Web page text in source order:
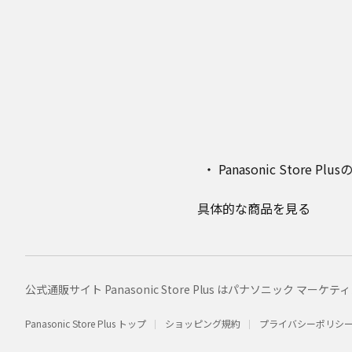
Panasonic Store Plus
具体的な商品を見る
公式通販サイト Panasonic Store Plus はパナソニック マーケテ
Panasonic Store Plus トップ ショッピング規約 プライバシーポリシー